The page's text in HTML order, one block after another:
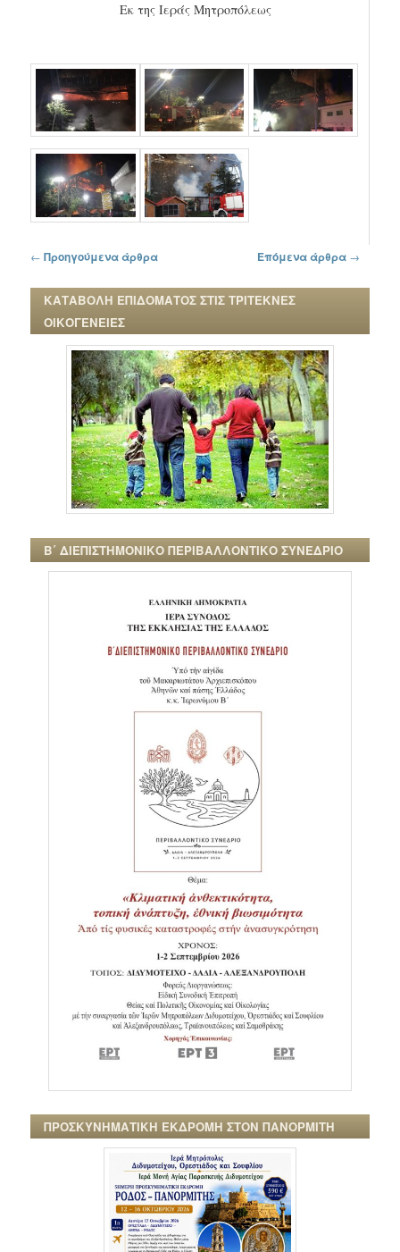
Εκ της Ιεράς Μητροπόλεως
Πλοήγηση στα άρθρα
← Προηγούμενα άρθρα Επόμενα άρθρα →
ΚΑΤΑΒΟΛΗ ΕΠΙΔΟΜΑΤΟΣ ΣΤΙΣ ΤΡΙΤΕΚΝΕΣ
ΟΙΚΟΓΕΝΕΙΕΣ
Β΄ ΔΙΕΠΙΣΤΗΜΟΝΙΚΟ ΠΕΡΙΒΑΛΛΟΝΤΙΚΟ ΣΥΝΕΔΡΙΟ
ΠΡΟΣΚΥΝΗΜΑΤΙΚΗ ΕΚΔΡΟΜΗ ΣΤΟΝ ΠΑΝΟΡΜΙΤΗ